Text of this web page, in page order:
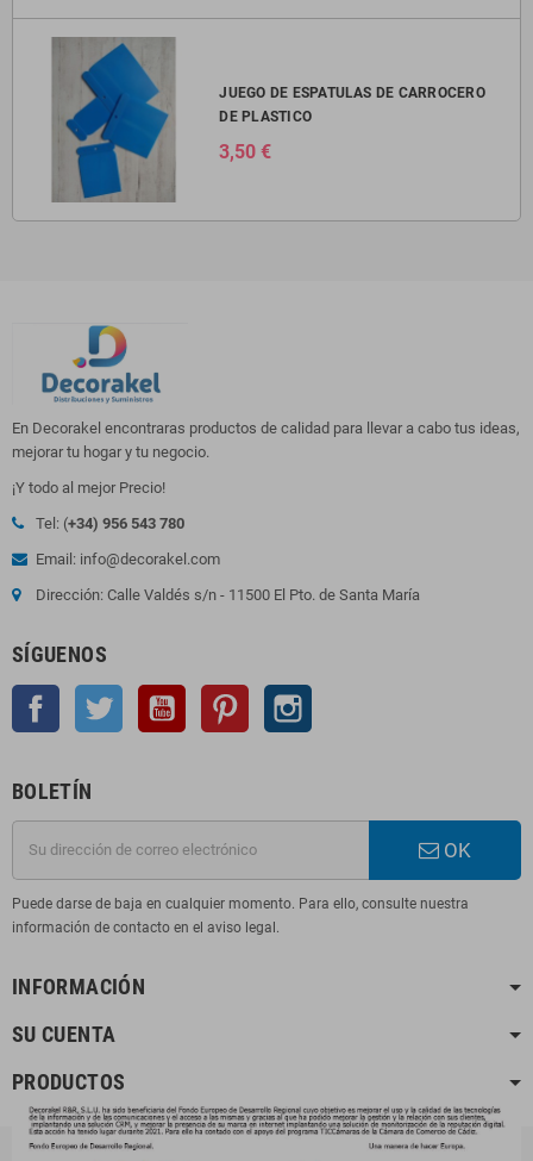
JUEGO DE ESPATULAS DE CARROCERO
DE PLASTICO
3,50 €
En Decorakel encontraras productos de calidad para llevar a cabo tus ideas,
mejorar tu hogar y tu negocio.
¡Y todo al mejor Precio!
Tel: (+34) 956 543 780
Email: info@decorakel.com
Dirección: Calle Valdés s/n - 11500 El Pto. de Santa María
SÍGUENOS
Facebook Twitter YouTube Pinterest
BOLETÍN
OK
Puede darse de baja en cualquier momento. Para ello, consulte nuestra
información de contacto en el aviso legal.
INFORMACIÓN
SU CUENTA
PRODUCTOS